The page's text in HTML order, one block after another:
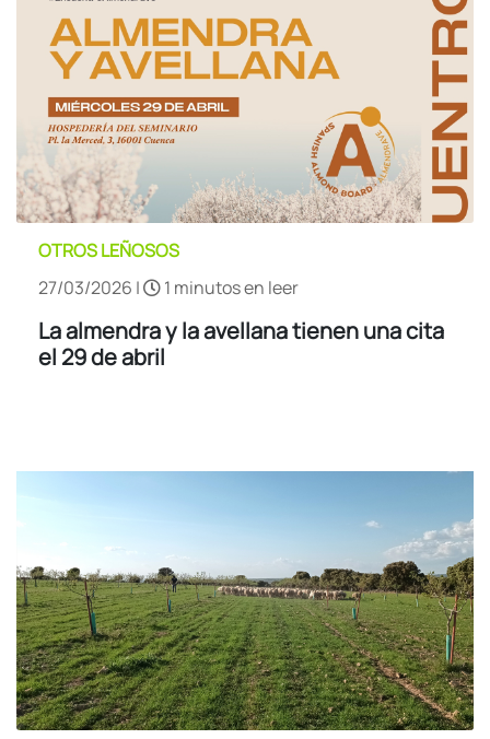
OTROS LEÑOSOS
27/03/2026 |
1 minutos en leer
La almendra y la avellana tienen una cita
el 29 de abril